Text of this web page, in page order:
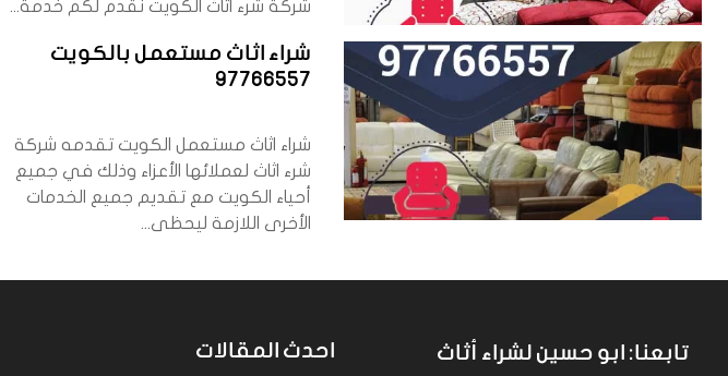
شركة شرء اثاث الكويت نقدم لكم خدمة...
شراء اثاث مستعمل بالكويت
97766557
شراء اثاث مستعمل الكويت تقدمه شركة
شرء اثاث لعملائها الأعزاء وذلك في جميع
أحياء الكويت مع تقديم جميع الخدمات
الأخرى اللازمة ليحظى...
احدث المقالات
تابعنا: ابو حسين لشراء أثاث